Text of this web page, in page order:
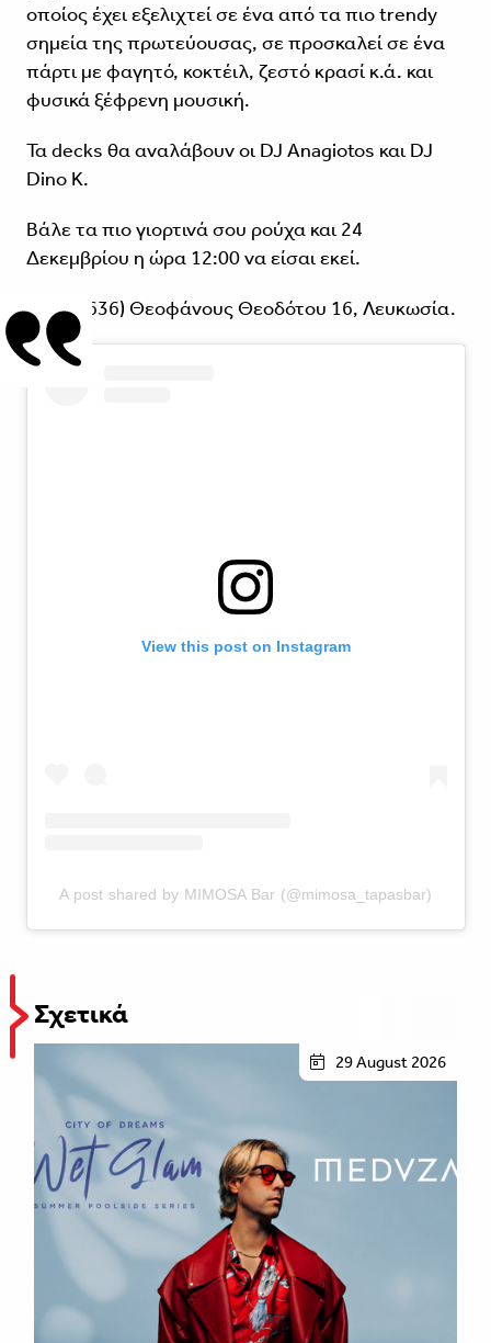
οποίος έχει εξελιχτεί σε ένα από τα πιο trendy
σημεία της πρωτεύουσας, σε προσκαλεί σε ένα
πάρτι με φαγητό, κοκτέιλ, ζεστό κρασί κ.ά. και
φυσικά ξέφρενη μουσική.
Τα decks θα αναλάβουν οι DJ Anagiotos και DJ
Dino K.
Βάλε τα πιο γιορτινά σου ρούχα και 24
Δεκεμβρίου η ώρα 12:00 να είσαι εκεί.
(95964636) Θεοφάνους Θεοδότου 16, Λευκωσία.
View this post on Instagram
A post shared by MIMOSA Bar (@mimosa_tapasbar)
Σχετικά
29 August 2026